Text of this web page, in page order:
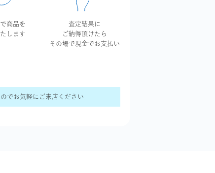
商品を
します
査定結果に
ご納得頂けたら
その場で現金でお支払い
でお気軽にご来店ください